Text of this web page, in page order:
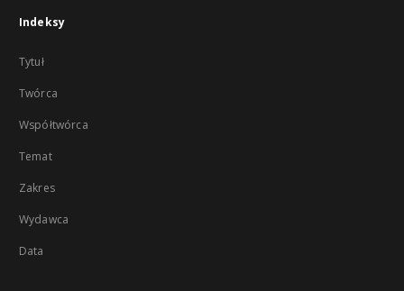
Indeksy
Tytuł
Twórca
Współtwórca
Temat
Zakres
Wydawca
Data